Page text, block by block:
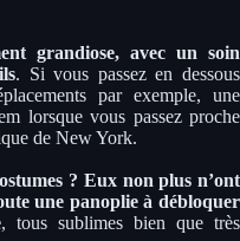
grandiose, avec un soin
. Si vous passez en dessous
par exemple, une
lorsque vous passez proche
de New York.
? Eux non plus n’ont
une panoplie à débloquer
, tous sublimes bien que très